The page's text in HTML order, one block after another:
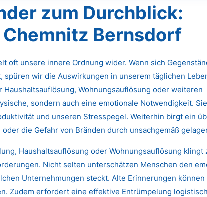
zum Durchblick:
Bernsdorf
oft unsere innere Ordnung wider. Wenn sich
spüren wir die Auswirkungen in unserem täglichen
Wohnungsauflösung oder weiteren
sondern auch eine emotionale Notwendigkeit.
und unseren Stresspegel. Weiterhin birgt ein
die Gefahr von Bränden durch unsachgemäß
Haushaltsauflösung oder Wohnungsauflösung klingt
Nicht selten unterschätzen Menschen den
Unternehmungen steckt. Alte Erinnerungen können
Zudem erfordert eine effektive Entrümpelung